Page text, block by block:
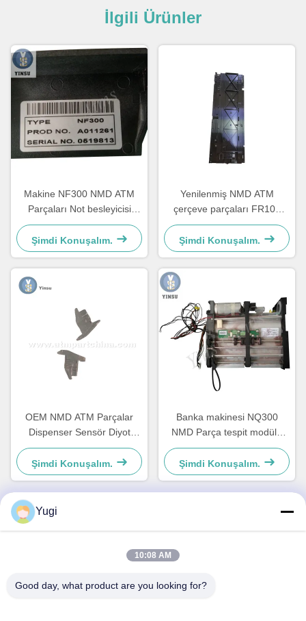
İlgili Ürünler
Makine NF300 NMD ATM
Parçaları Not besleyicisi
A011261 Kiosk Oyun
Makinesi için
Şimdi Konuşalım.
Yenilenmiş NMD ATM
çerçeve parçaları FR101
Sağ Glory Delarue Talaris
A006322
Şimdi Konuşalım.
OEM NMD ATM Parçalar
Dispenser Sensör Diyot
Sahibi A001486
Şimdi Konuşalım.
Banka makinesi NQ300
NMD Parça tespit modülü
A011263 Bankacılık
ekipmanları için
Şimdi Konuşalım.
Oda 502, Bina 5, Qide Gayrimenkul Parkı, 2-1, Xingye
Yugi
10:08 AM
Good day, what product are you looking for?